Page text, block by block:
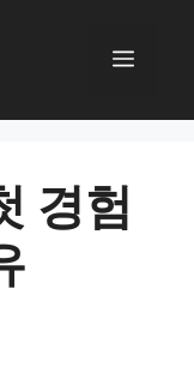
메
경험